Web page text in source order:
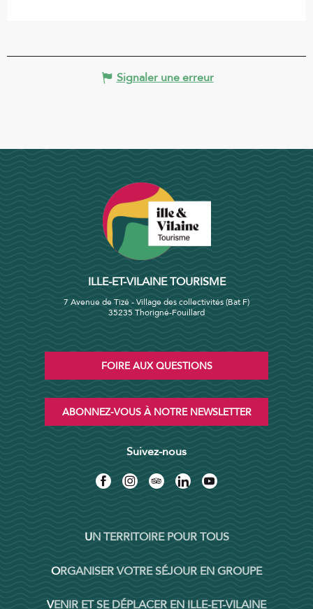
Signaler une erreur
ILLE-ET-VILAINE TOURISME
7 Avenue de Tizé - Village des collectivités (Bat F)
35235 Thorigné-Fouillard
FOIRE AUX QUESTIONS
ABONNEZ-VOUS À NOTRE NEWSLETTER
Suivez-nous
UN TERRITOIRE POUR TOUS
ORGANISER VOTRE SÉJOUR EN GROUPE
VENIR ET SE DÉPLACER EN ILLE-ET-VILAINE